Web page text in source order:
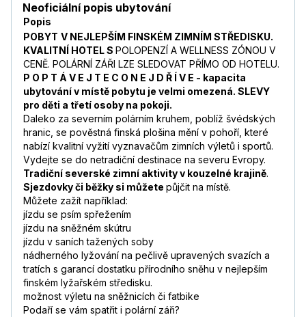
Neoficiální popis ubytování
Popis
POBYT V NEJLEPŠÍM FINSKÉM ZIMNÍM STŘEDISKU.
KVALITNÍ HOTEL S POLOPENZÍ A WELLNESS ZÓNOU V
CENĚ. POLÁRNÍ ZÁŘI LZE SLEDOVAT PŘÍMO OD HOTELU.
P O P T Á V E J T E C O N E J D Ř Í V E - kapacita
ubytování v místě pobytu je velmi omezená. SLEVY
pro děti a třetí osoby na pokoji.
Daleko za severním polárním kruhem, poblíž švédských
hranic, se pověstná finská plošina mění v pohoří, které
nabízí kvalitní vyžití vyznavačům zimních výletů i sportů.
Vydejte se do netradiční destinace na severu Evropy.
Tradiční severské zimní aktivity v kouzelné krajině.
Sjezdovky či běžky si můžete půjčit na místě.
Můžete zažít například:
jízdu se psím spřežením
jízdu na sněžném skútru
jízdu v saních tažených soby
nádherného lyžování na pečlivě upravených svazích a
tratích s garancí dostatku přírodního sněhu v nejlepším
finském lyžařském středisku.
možnost výletu na sněžnicích či fatbike
Podaří se vám spatřit i polární záři?